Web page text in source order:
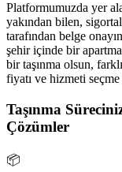
Platformumuzda yer
yakından bilen,
tarafından belge
şehir içinde bir
bir taşınma olsun,
fiyatı ve hizmeti
Taşınma
Çözümler
📦